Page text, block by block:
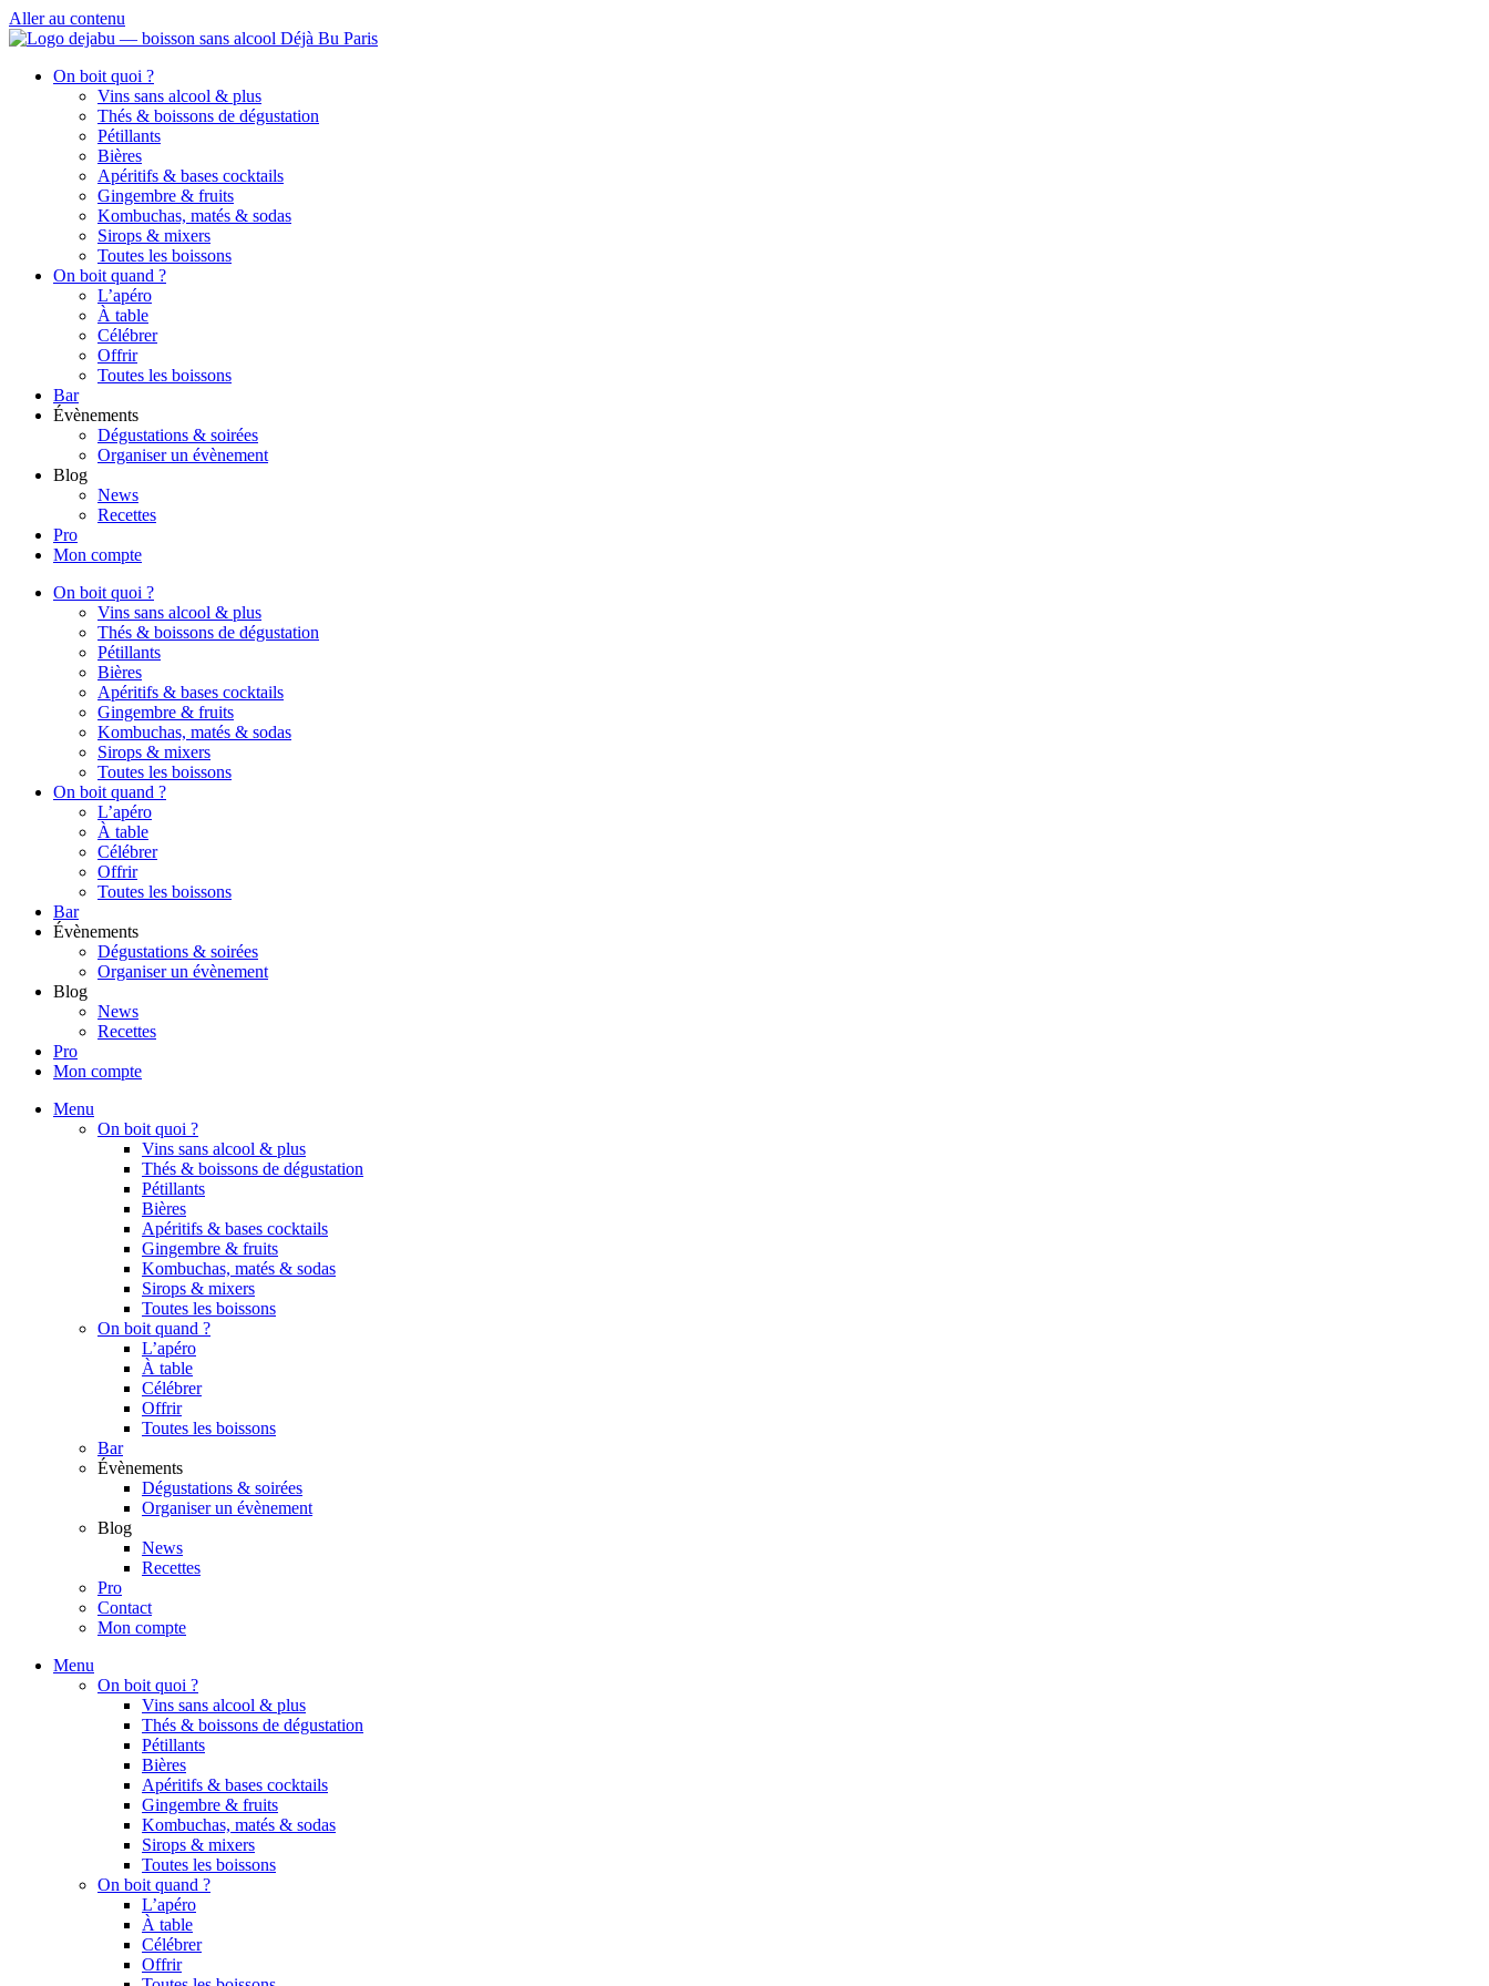
Aller au contenu
On boit quoi ?
Vins sans alcool & plus
Thés & boissons de dégustation
Pétillants
Bières
Apéritifs & bases cocktails
Gingembre & fruits
Kombuchas, matés & sodas
Sirops & mixers
Toutes les boissons
On boit quand ?
L’apéro
À table
Célébrer
Offrir
Toutes les boissons
Bar
Évènements
Dégustations & soirées
Organiser un évènement
Blog
News
Recettes
Pro
Mon compte
On boit quoi ?
Vins sans alcool & plus
Thés & boissons de dégustation
Pétillants
Bières
Apéritifs & bases cocktails
Gingembre & fruits
Kombuchas, matés & sodas
Sirops & mixers
Toutes les boissons
On boit quand ?
L’apéro
À table
Célébrer
Offrir
Toutes les boissons
Bar
Évènements
Dégustations & soirées
Organiser un évènement
Blog
News
Recettes
Pro
Mon compte
Menu
On boit quoi ?
Vins sans alcool & plus
Thés & boissons de dégustation
Pétillants
Bières
Apéritifs & bases cocktails
Gingembre & fruits
Kombuchas, matés & sodas
Sirops & mixers
Toutes les boissons
On boit quand ?
L’apéro
À table
Célébrer
Offrir
Toutes les boissons
Bar
Évènements
Dégustations & soirées
Organiser un évènement
Blog
News
Recettes
Pro
Contact
Mon compte
Menu
On boit quoi ?
Vins sans alcool & plus
Thés & boissons de dégustation
Pétillants
Bières
Apéritifs & bases cocktails
Gingembre & fruits
Kombuchas, matés & sodas
Sirops & mixers
Toutes les boissons
On boit quand ?
L’apéro
À table
Célébrer
Offrir